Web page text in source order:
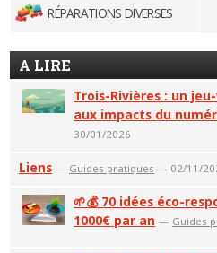
RÉPARATIONS DIVERSES
A LIRE
Trois-Rivières : un
aux impacts du
30/01/2026
Liens — Guides pratiques — 02/11/
🌱💰 70 idées éco-
1000€ par an — Guides